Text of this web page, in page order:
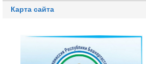
Карта сайта